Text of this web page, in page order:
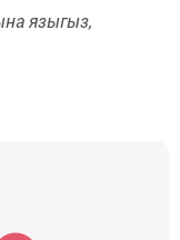
языгыз,